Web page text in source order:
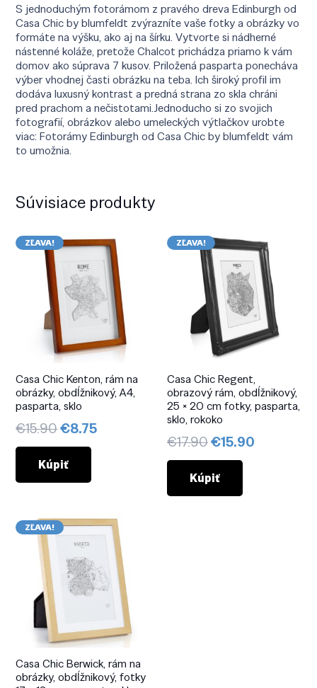
S jednoduchým fotorámom z pravého dreva Edinburgh od
Casa Chic by blumfeldt zvýrazníte vaše fotky a obrázky vo
formáte na výšku, ako aj na šírku. Vytvorte si nádherné
nástenné koláže, pretože Chalcot prichádza priamo k vám
domov ako súprava 7 kusov. Priložená pasparta ponecháva
výber vhodnej časti obrázku na teba. Ich široký profil im
dodáva luxusný kontrast a predná strana zo skla chráni
pred prachom a nečistotami.Jednoducho si zo svojich
fotografií, obrázkov alebo umeleckých výtlačkov urobte
viac: Fotorámy Edinburgh od Casa Chic by blumfeldt vám
to umožnia.
Súvisiace produkty
ZĽAVA!
Casa Chic Kenton, rám na
obrázky, obdĺžnikový, A4,
pasparta, sklo
€15.90Pôvodná
cena
bola:
€15.90.
€8.75Aktuálna
Kúpiť
ZĽAVA!
Casa Chic Regent,
obrazový rám, obdĺžnikový,
25 × 20 cm fotky, pasparta,
sklo, rokoko
€17.90Pôvodná
cena
bola:
€17.90.
€15.90
Kúpiť
ZĽAVA!
Casa Chic Berwick, rám na
obrázky, obdĺžnikový, fotky